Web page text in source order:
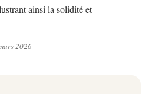
ainsi la solidité et
2026